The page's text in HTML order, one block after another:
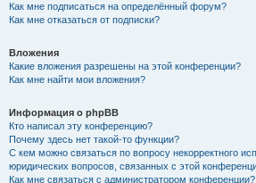
Как мне подписаться на определённый форум?
Как мне отказаться от подписки?
Вложения
Какие вложения разрешены на этой конференции?
Как мне найти мои вложения?
Информация о phpBB
Кто написал эту конференцию?
Почему здесь нет такой-то функции?
С кем можно связаться по вопросу некорректного
юридических вопросов, связанных с этой
Как мне связаться с администратором конференции?